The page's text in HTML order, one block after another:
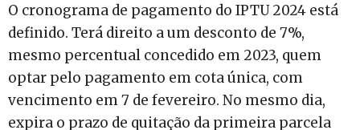
O cronograma de pagamento do IPTU 2024 está
definido. Terá direito a um desconto de 7%,
mesmo percentual concedido em 2023, quem
optar pelo pagamento em cota única, com
vencimento em 7 de fevereiro. No mesmo dia,
expira o prazo de quitação da primeira parcela